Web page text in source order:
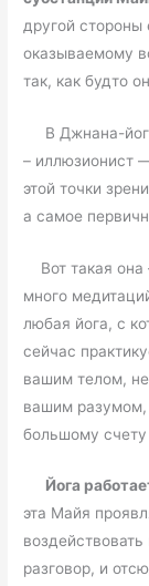
другой
оказываемому
так, как будто
В Джнана-йоге
– иллюзионист
этой точки
а самое
Вот такая она
много
любая йога, с
сейчас
вашим телом,
вашим
большому
Йога
эта Майя
разговор, и